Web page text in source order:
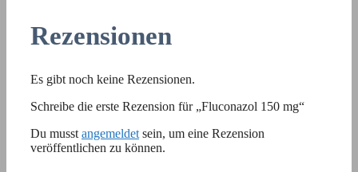
Rezensionen
Es gibt noch keine Rezensionen.
Schreibe die erste Rezension für „Fluconazol 150 mg“
Du musst angemeldet sein, um eine Rezension
veröffentlichen zu können.